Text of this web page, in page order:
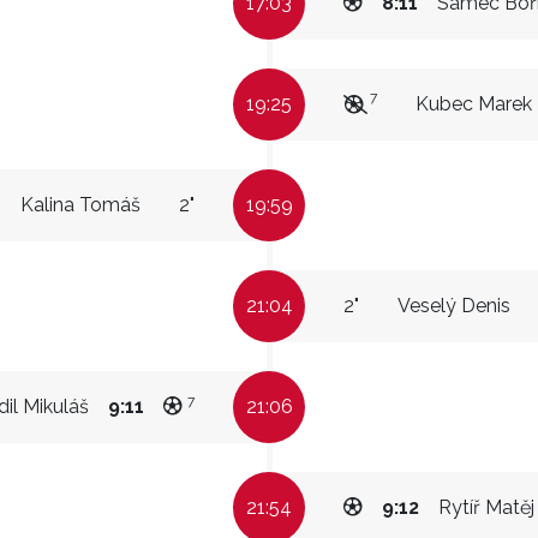
19:25 Kubec Marek
7
Kalina Tomáš 2" 19:59
21:04 Veselý Denis
2"
Mikuláš 9:11 7 21:06
21:54 Rytíř Matěj
9:12